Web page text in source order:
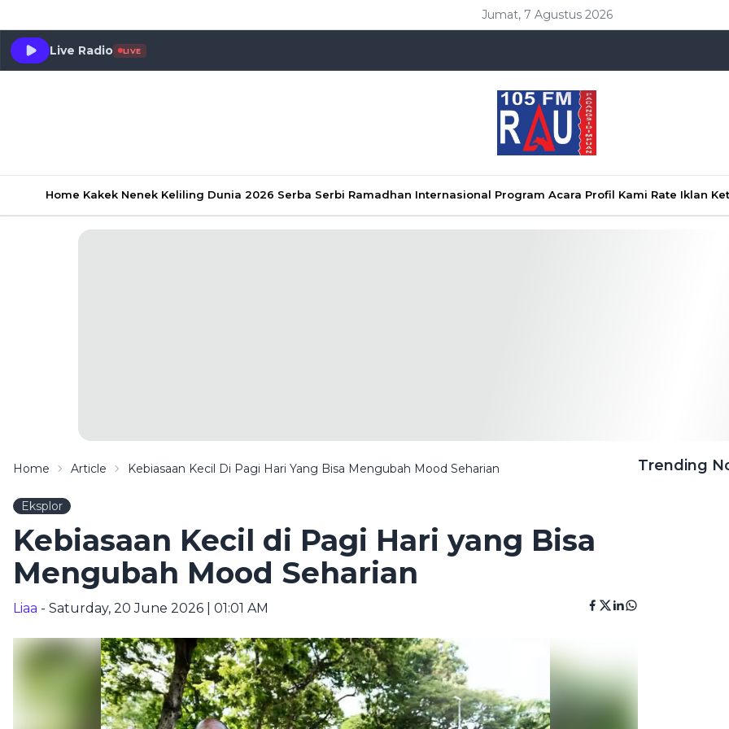
Jumat, 7 Agustus 2026
Live Radio LIVE
Home Kakek Nenek Keliling Dunia 2026 Serba Serbi Ramadhan Internasional Program Acara Profil Kami Rate Iklan
Home Article Kebiasaan Kecil Di Pagi Hari Yang Bisa Mengubah Mood Seharian
Eksplor
Kebiasaan Kecil di Pagi Hari yang Bisa
Mengubah Mood Seharian
Liaa - Saturday, 20 June 2026 | 01:01 AM
Trending